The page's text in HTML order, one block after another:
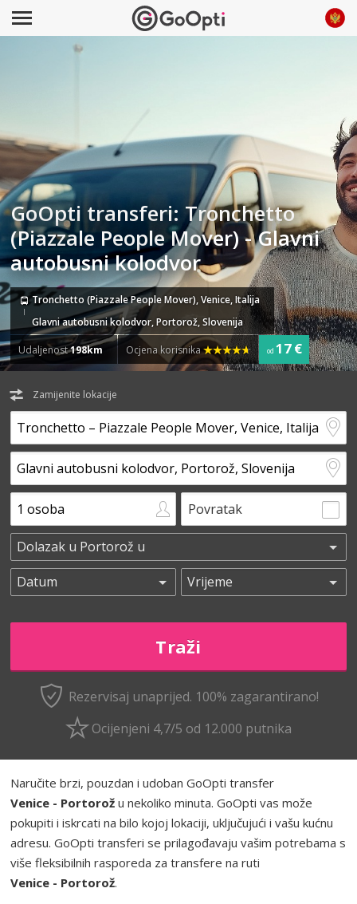
GoOpti transferi: Tronchetto
(Piazzale People Mover) - Glavni
autobusni kolodvor
Tronchetto (Piazzale People Mover), Venice, Italija
Glavni autobusni kolodvor, Portorož, Slovenija
Udaljenost198km Ocjena korisnika od 17 €
Zamijenite lokacije
Povratak
Rezervisaj unaprijed. 100% zagarantirano!
Ocijenjeni 4,7/5 od 12.000 putnika
Naručite brzi, pouzdan i udoban GoOpti transfer
Venice - Portorož u nekoliko minuta. GoOpti vas može
pokupiti i iskrcati na bilo kojoj lokaciji, uključujući i vašu kućnu
adresu. GoOpti transferi se prilagođavaju vašim potrebama s
više fleksibilnih rasporeda za transfere na ruti
Venice - Portorož.